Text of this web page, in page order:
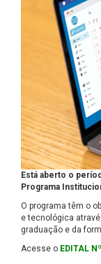
Está aberto o
Programa
O programa têm o
e tecnológica
graduação e da
Acesse o EDITAL